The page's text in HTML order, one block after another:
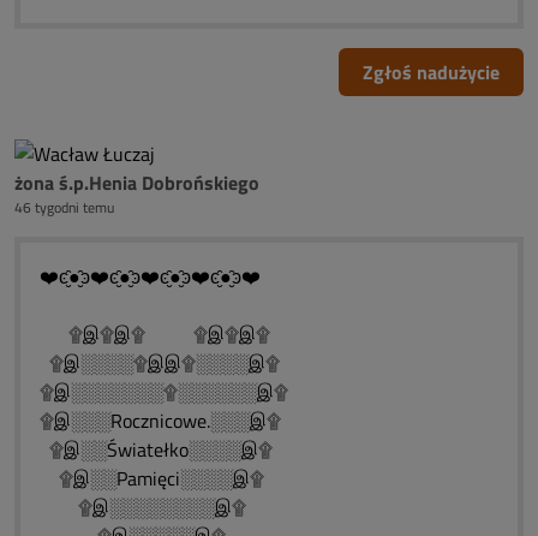
Zgłoś nadużycie
żona ś.p.Henia Dobrońskiego
46 tygodni temu
❤️ͼ̮̑●̮̑ͽ❤️ͼ̮̑●̮̑ͽ❤️ͼ̮̑●̮̑ͽ❤️ͼ̮̑●̮̑ͽ❤️
۩இ۩இ۩ ۩இ۩இ۩
۩இ░░░░۩இஇ۩░░░░இ۩
۩இ░░░░░░░۩░░░░░░இ۩
۩இ░░░Rocznicowe.░░░இ۩
۩இ░░Światełko░░░░இ۩
۩இ░░Pamięci░░░░இ۩
۩இ░░░░░░░░இ۩